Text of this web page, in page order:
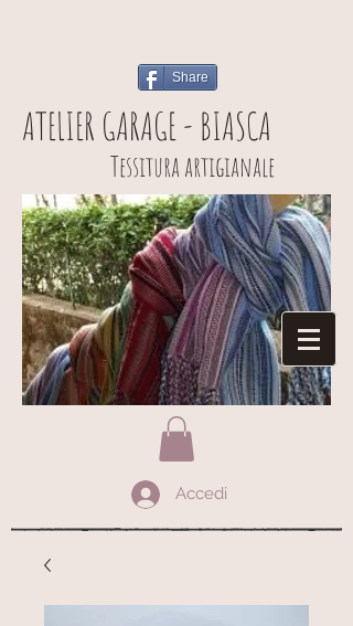
Share
ATELIER GARAGE - BIASCA
Tessitura artigianale
Accedi